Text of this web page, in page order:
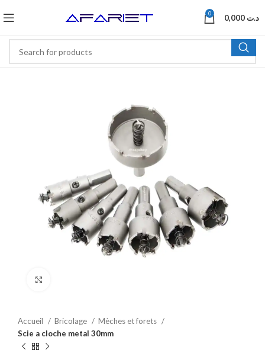
0 د.ت
Accueil Bricolage
Mèches et forets
Scie a cloche metal 30mm